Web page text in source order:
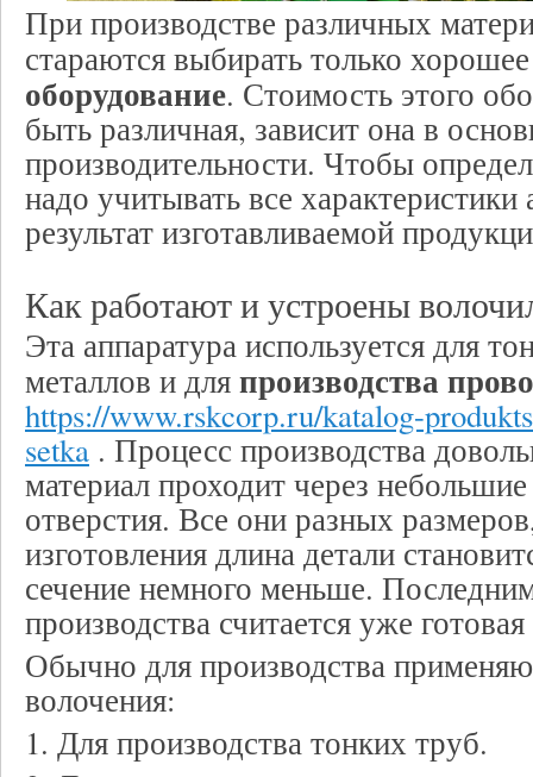
При производстве различных
стараются выбирать только
оборудование. Стоимость этого
быть различная, зависит она в
производительности. Чтобы
надо учитывать все
результат изготавливаемой
Как работают и устроены
Эта аппаратура используется для
металлов и дляпроизводства
https://www.rskcorp.ru/katalog-
setka . Процесс производства
материал проходит через
отверстия. Все они разных
изготовления длина детали
сечение немного меньше.
производства считается уже
Обычно для производства
волочения:
1. Для производства тонких труб.